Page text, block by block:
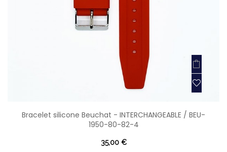
Bracelet silicone Beuchat - INTERCHANGEABLE / BEU-
1950-80-82-4
35,00 €